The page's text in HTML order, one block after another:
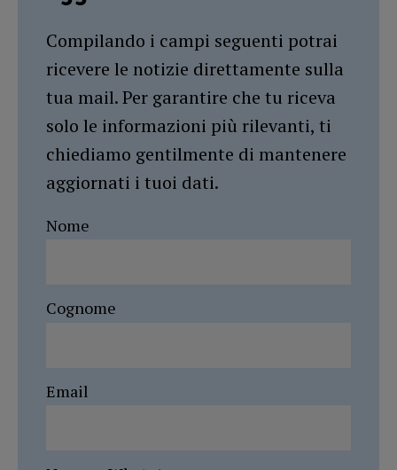
Compilando i campi seguenti potrai
ricevere le notizie direttamente sulla
tua mail. Per garantire che tu riceva
solo le informazioni più rilevanti, ti
chiediamo gentilmente di mantenere
aggiornati i tuoi dati.
Nome
Cognome
Email